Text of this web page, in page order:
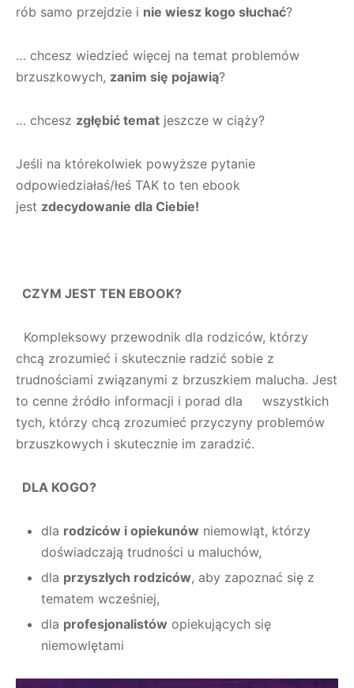
rób samo przejdzie i nie wiesz kogo słuchać?
… chcesz wiedzieć więcej na temat problemów
brzuszkowych, zanim się pojawią?
… chcesz zgłębić temat jeszcze w ciąży?
Jeśli na którekolwiek powyższe pytanie
odpowiedziałaś/łeś TAK to ten ebook
jest zdecydowanie dla Ciebie!
CZYM JEST TEN EBOOK?
Kompleksowy przewodnik dla rodziców, którzy
chcą zrozumieć i skutecznie radzić sobie z
trudnościami związanymi z brzuszkiem malucha. Jest
to cenne źródło informacji i porad dla wszystkich
tych, którzy chcą zrozumieć przyczyny problemów
brzuszkowych i skutecznie im zaradzić.
DLA KOGO?
dla rodziców i opiekunów niemowląt, którzy
doświadczają trudności u maluchów,
dla przyszłych rodziców, aby zapoznać się z
tematem wcześniej,
dla profesjonalistów opiekujących się
niemowlętami